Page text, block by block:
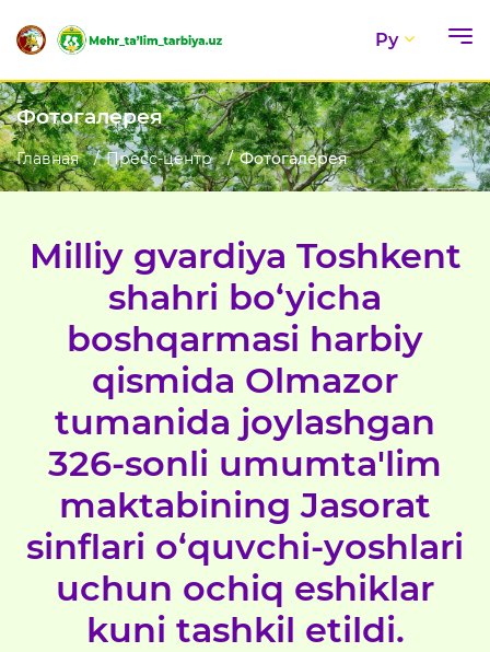
Ру
Фотогалерея
Главная Пресс-центр Фотогалерея
Milliy gvardiya Toshkent
shahri bo‘yicha
boshqarmasi harbiy
qismida Olmazor
tumanida joylashgan
326-sonli umumta'lim
maktabining Jasorat
sinflari o‘quvchi-yoshlari
uchun ochiq eshiklar
kuni tashkil etildi.